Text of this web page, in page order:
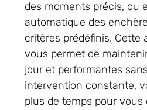
des moments précis, ou
automatique des
critères prédéfinis. Cette
vous permet de
jour et performantes
intervention constante,
plus de temps pour